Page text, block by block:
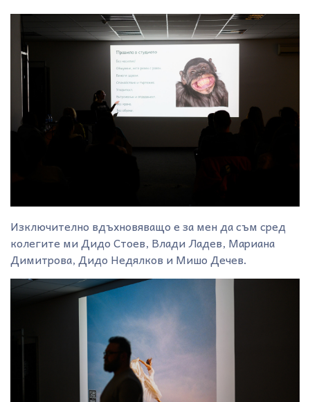
Изключително вдъхновяващo e за мен да съм сред
колегите ми Дидо Стоев, Влади Ладев, Мариана
Димитрова, Дидо Недялков и Мишо Дечев.